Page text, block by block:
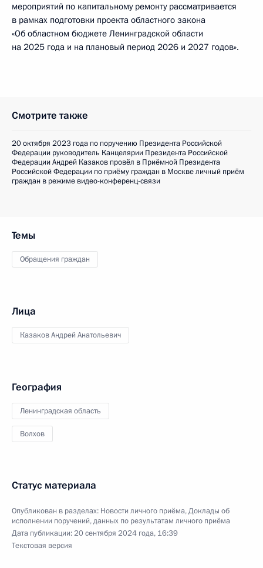
мероприятий по капитальному ремонту рассматривается
в рамках подготовки проекта областного закона
«Об областном бюджете Ленинградской области
на 2025 года и на плановый период 2026 и 2027 годов».
Смотрите также
20 октября 2023 года по поручению Президента Российской
Федерации руководитель Канцелярии Президента Российской
Федерации Андрей Казаков провёл в Приёмной Президента
Российской Федерации по приёму граждан в Москве личный приём
граждан в режиме видео-конференц-связи
Темы
Обращения граждан
Лица
Казаков Андрей Анатольевич
География
Ленинградская область
Волхов
Статус материала
Опубликован в разделах: Новости личного приёма,Доклады об
исполнении поручений, данных по результатам личного приёма
Дата публикации:20 сентября 2024 года, 16:39
Текстовая версия